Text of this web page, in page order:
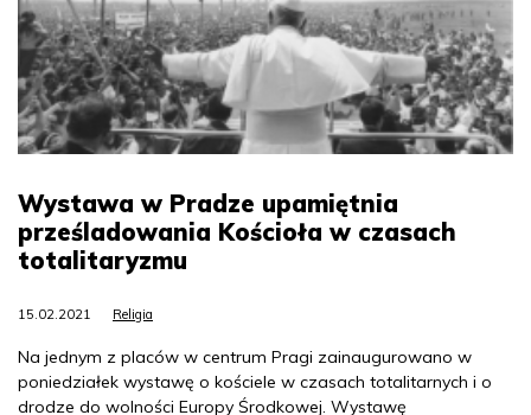
Wystawa w Pradze upamiętnia
prześladowania Kościoła w czasach
totalitaryzmu
15.02.2021 Religia
Na jednym z placów w centrum Pragi zainaugurowano w
poniedziałek wystawę o kościele w czasach totalitarnych i o
drodze do wolności Europy Środkowej. Wystawę